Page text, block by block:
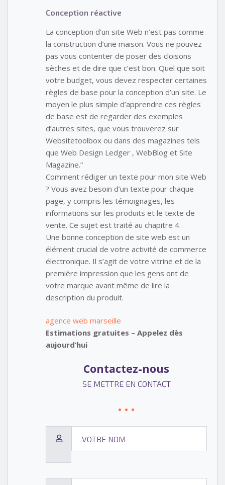
Conception réactive
La conception d’un site Web n’est pas comme
la construction d’une maison. Vous ne pouvez
pas vous contenter de poser des cloisons
sèches et de dire que c’est bon. Quel que soit
votre budget, vous devez respecter certaines
règles de base pour la conception d’un site. Le
moyen le plus simple d’apprendre ces règles
de base est de regarder des exemples
d’autres sites, que vous trouverez sur
Websitetoolbox ou dans des magazines tels
que Web Design Ledger , WebBlog et Site
Magazine.”
Comment rédiger un texte pour mon site Web
? Vous avez besoin d’un texte pour chaque
page, y compris les témoignages, les
informations sur les produits et le texte de
vente. Ce sujet est traité au chapitre 4.
Une bonne conception de site web est un
élément crucial de votre activité de commerce
électronique. Il s’agit de votre vitrine et de la
première impression que les gens ont de
votre marque avant même de lire la
description du produit.
agence web marseille
Estimations gratuites – Appelez dès
aujourd’hui
Contactez-nous
SE METTRE EN CONTACT